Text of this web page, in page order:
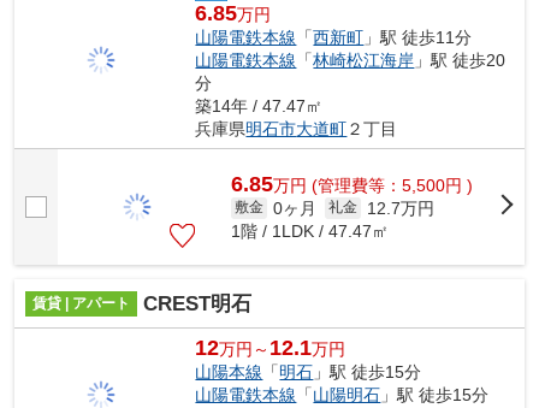
6.85万円
山陽電鉄本線 「西新町 」駅 徒歩11分
山陽電鉄本線 「林崎松江海岸 」駅 徒歩20
分
築14年 / 47.47㎡
兵庫県明石市大道町２丁目
6.85万円 (管理費等：5,500円 )
敷金 0ヶ月 礼金
12.7万円
1階 / 1LDK / 47.47㎡
賃貸 | アパート CREST明石
12万円～ 12.1万円
山陽本線 「明石 」駅 徒歩15分
山陽電鉄本線 「山陽明石 」駅 徒歩15分